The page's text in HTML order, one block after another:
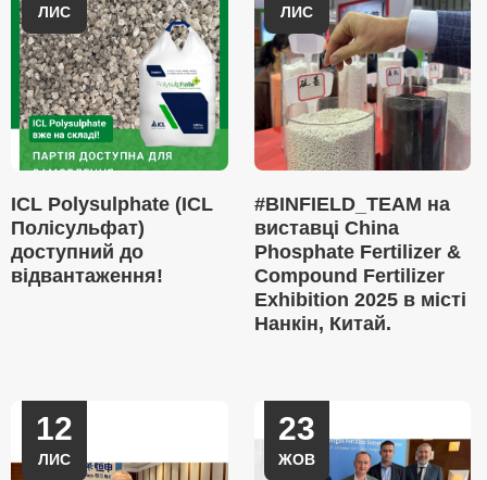
ЛИС
ICL Polysulphate (ICL
Полісульфат)
доступний до
відвантаження!
ЛИС
#BINFIELD_TEAM на
виставці China
Phosphate Fertilizer &
Compound Fertilizer
Exhibition 2025 в місті
Нанкін, Китай.
12
ЛИС
23
ЖОВ